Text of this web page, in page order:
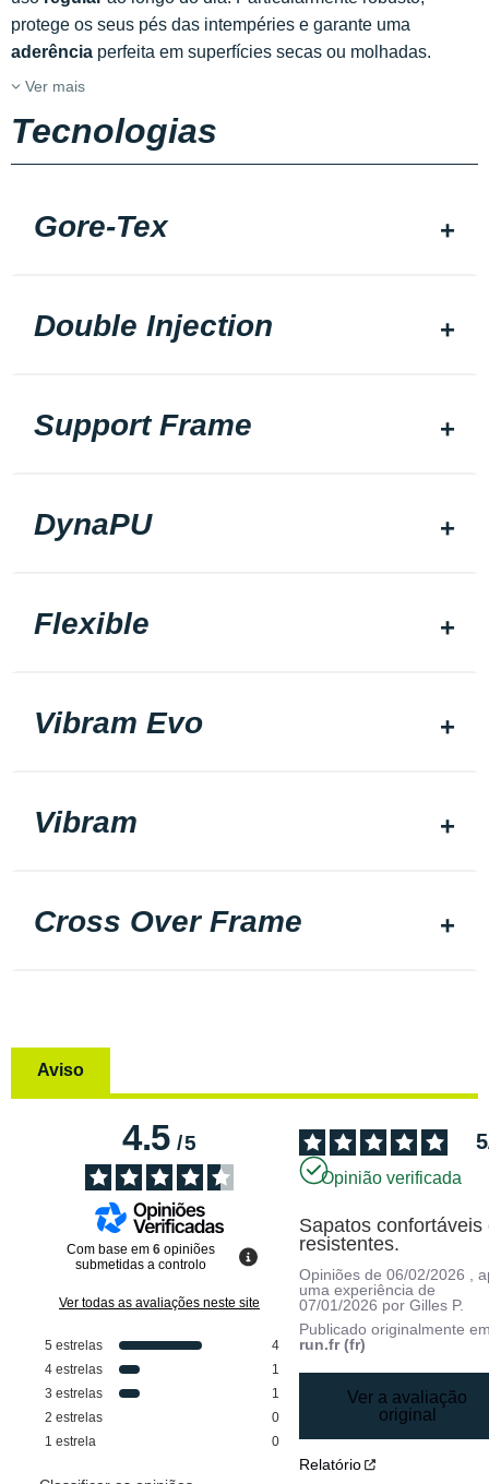
protege os seus pés das intempéries e garante uma
aderência perfeita em superfícies secas ou molhadas.
Ver mais
Tecnologias
Gore-Tex
Double Injection
Support Frame
DynaPU
Flexible
Vibram Evo
Vibram
Cross Over Frame
Aviso
4.5/5
Com base em 6 opiniões
submetidas a controlo
Ver todas as avaliações neste site
5 estrelas
4
4 estrelas
1
3 estrelas
1
2 estrelas
0
1 estrela 0
5
Opinião verificada
Sapatos confortáveis
resistentes.
Opiniões de06/02/2026
,
uma experiência de
07/01/2026 porGilles P.
Publicado originalmente
run.fr (fr)
Ver a avaliação
original
Relatório